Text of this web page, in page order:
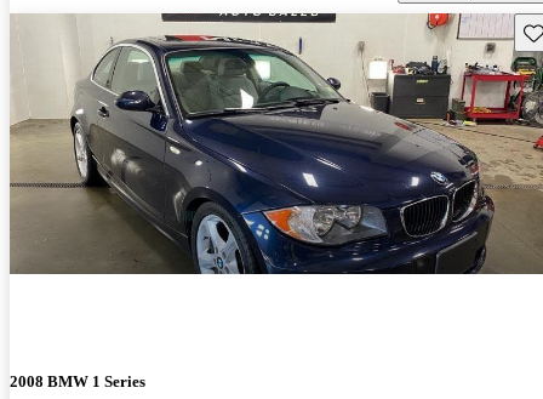
2008 BMW 1 Series